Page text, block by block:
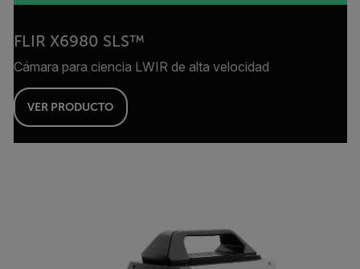
FLIR X6980 SLS™
Cámara para ciencia LWIR de alta velocidad
VER PRODUCTO